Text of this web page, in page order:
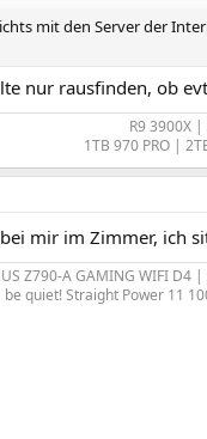
mit den Server der
nur rausfinden, ob
R9 3900X
1TB 970 PRO |
mir im Zimmer, ich
Z790-A GAMING WIFI
quiet! Straight Power 11